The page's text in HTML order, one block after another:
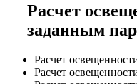
Расчет
заданным
Расчет
Расчет